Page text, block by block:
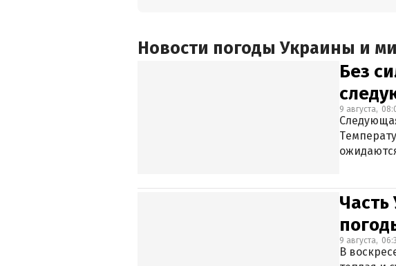
Новости погоды Украины и
Без
9 августа,
9 августа,
В